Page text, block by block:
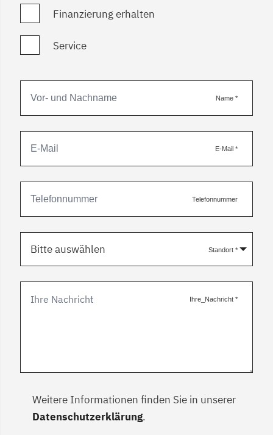
Finanzierung erhalten
Service
Name *
E-Mail *
Telefonnummer
Standort *
Bitte auswählen
Ihre_Nachricht *
Weitere Informationen finden Sie in unserer
Datenschutzerklärung.